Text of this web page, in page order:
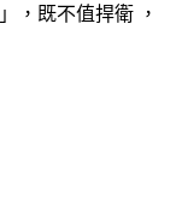
，既不值捍衛 ，